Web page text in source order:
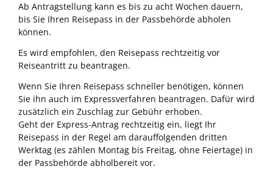
Ab Antragstellung kann es bis zu acht Wochen dauern,
bis Sie Ihren Reisepass in der Passbehörde abholen
können.
Es wird empfohlen, den Reisepass rechtzeitig vor
Reiseantritt zu beantragen.
Wenn Sie Ihren Reisepass schneller benötigen, können
Sie ihn auch im Expressverfahren beantragen. Dafür wird
zusätzlich ein Zuschlag zur Gebühr erhoben.
Geht der Express-Antrag rechtzeitig ein, liegt Ihr
Reisepass in der Regel am darauffolgenden dritten
Werktag (es zählen Montag bis Freitag, ohne Feiertage) in
der Passbehörde abholbereit vor.